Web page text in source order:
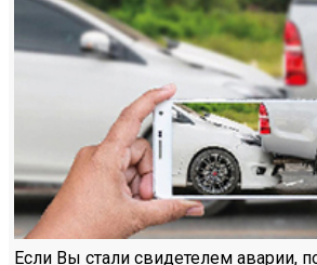
Если Вы стали свидетелем аварии,